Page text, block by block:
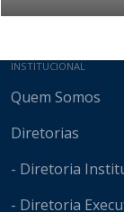
Mapa
INSTITUCIONAL
Quem Somos
Diretorias
- Diretoria
- Diretoria